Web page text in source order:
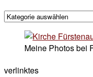
kategorisches
Meine Photos bei
verlinktes